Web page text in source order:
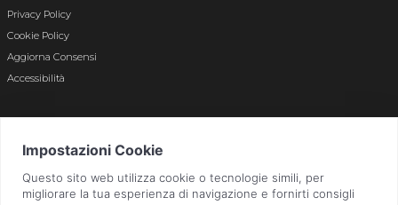
Privacy Policy
Cookie Policy
Aggiorna Consensi
Accessibilità
Bergamo n. 01496180165 · Capitale Sociale i.v. € 800.000,00